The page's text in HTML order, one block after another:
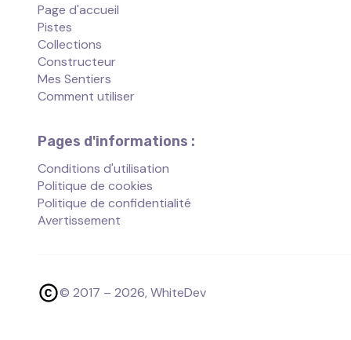
Page d'accueil
Pistes
Collections
Constructeur
Mes Sentiers
Comment utiliser
Pages d'informations :
Conditions d'utilisation
Politique de cookies
Politique de confidentialité
Avertissement
© 2017 – 2026, WhiteDev